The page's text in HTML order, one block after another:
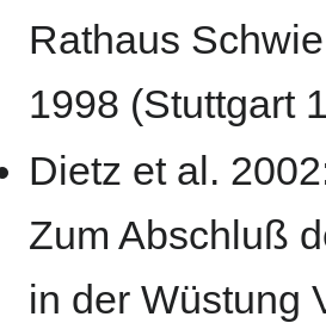
Rathaus
1998 (Stuttgart
Dietz et al.
Zum Abschluß
in der Wüstung